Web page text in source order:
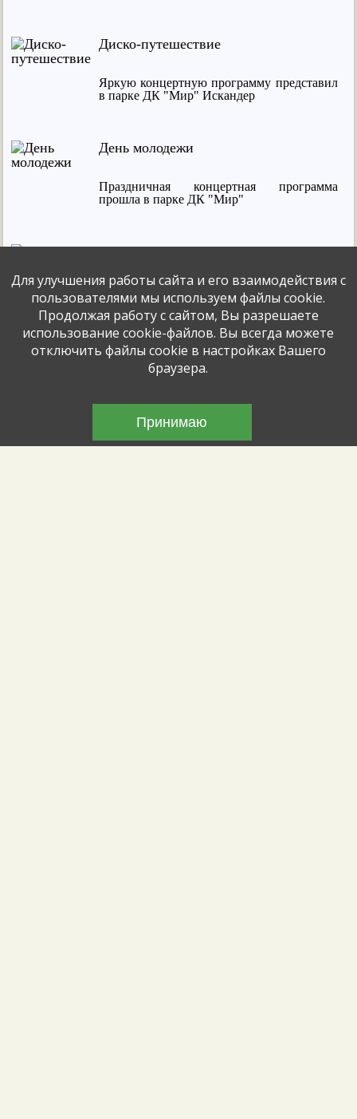
Диско-путешествие
Яркую концертную программу представил
в парке ДК "Мир" Искандер
День молодежи
Праздничная концертная программа
прошла в парке ДК "Мир"
Знаете ли вы...
Весёлая интересная познавательная игра
прошла для детей
Волшебное лето знаний
дошкольников
Для улучшения работы сайта и его взаимодействия с
пользователями мы используем файлы cookie.
Продолжая работу с сайтом, Вы разрешаете
использование cookie-файлов. Вы всегда можете
отключить файлы cookie в настройках Вашего
браузера.
Принимаю